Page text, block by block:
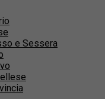
e Sessera